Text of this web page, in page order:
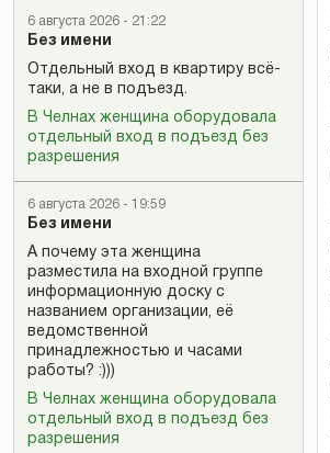
6 августа 2026 - 21:22
Без имени
Отдельный вход в квартиру всё-
таки, а не в подъезд.
В Челнах женщина оборудовала
отдельный вход в подъезд без
разрешения
6 августа 2026 - 19:59
Без имени
А почему эта женщина
разместила на входной группе
информационную доску с
названием организации, её
ведомственной
принадлежностью и часами
работы? :)))
В Челнах женщина оборудовала
отдельный вход в подъезд без
разрешения